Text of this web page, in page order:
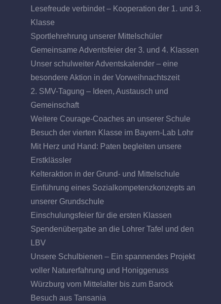
Lesefreude verbindet – Kooperation der 1. und 3.
Klasse
Sportlehrehrung unserer Mittelschüler
Gemeinsame Adventsfeier der 3. und 4. Klassen
Unser schulweiter Adventskalender – eine
besondere Aktion in der Vorweihnachtszeit
2. SMV-Tagung – Ideen, Austausch und
Gemeinschaft
Weitere Courage-Coaches an unserer Schule
Besuch der vierten Klasse im Bayern-Lab Lohr
Mit Herz und Hand: Paten begleiten unsere
Erstklässler
Kelteraktion in der Grund- und Mittelschule
Einführung eines Sozialkompetenzkonzepts an
unserer Grundschule
Einschulungsfeier für die ersten Klassen
Spendenübergabe an die Lohrer Tafel und den
LBV
Unsere Schulbienen – Ein spannendes Projekt
voller Naturerfahrung und Honiggenuss
Würzburg vom Mittelalter bis zum Barock
Besuch aus Tansania